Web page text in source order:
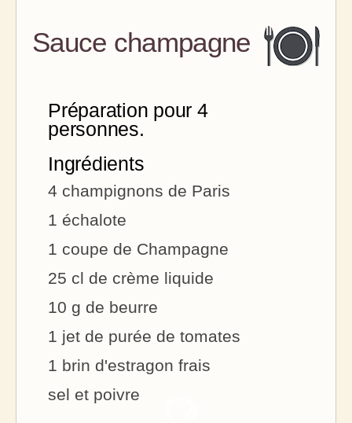
Sauce champagne
Préparation pour 4
personnes.
Ingrédients
4 champignons de Paris
1 échalote
1 coupe de Champagne
25 cl de crème liquide
10 g de beurre
1 jet de purée de tomates
1 brin d'estragon frais
sel et poivre